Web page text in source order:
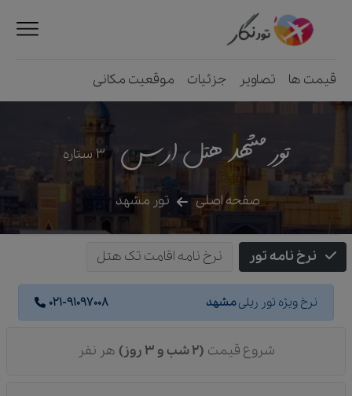
قیمت ها تصاویر جزئیات موقعیت مکانی
تور مشهد هتل ارس 3ستاره
صفحه اصلی تور مشهد
نرخ نامه تور نرخ نامه اقامت تک هتل
نرخ ویژه تور ریلیمشهد 021-91097008
شروع قیمت (2 شب و 3 روز) هر نفر